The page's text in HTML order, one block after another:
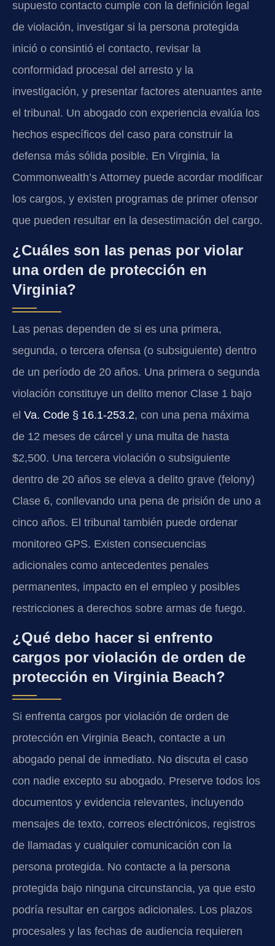
supuesto contacto cumple con la definición legal
de violación, investigar si la persona protegida
inició o consintió el contacto, revisar la
conformidad procesal del arresto y la
investigación, y presentar factores atenuantes ante
el tribunal. Un abogado con experiencia evalúa los
hechos específicos del caso para construir la
defensa más sólida posible. En Virginia, la
Commonwealth’s Attorney puede acordar modificar
los cargos, y existen programas de primer ofensor
que pueden resultar en la desestimación del cargo.
¿Cuáles son las penas por violar
una orden de protección en
Virginia?
Las penas dependen de si es una primera,
segunda, o tercera ofensa (o subsiguiente) dentro
de un período de 20 años. Una primera o segunda
violación constituye un delito menor Clase 1 bajo
el Va. Code § 16.1-253.2, con una pena máxima
de 12 meses de cárcel y una multa de hasta
$2,500. Una tercera violación o subsiguiente
dentro de 20 años se eleva a delito grave (felony)
Clase 6, conllevando una pena de prisión de uno a
cinco años. El tribunal también puede ordenar
monitoreo GPS. Existen consecuencias
adicionales como antecedentes penales
permanentes, impacto en el empleo y posibles
restricciones a derechos sobre armas de fuego.
¿Qué debo hacer si enfrento
cargos por violación de orden de
protección en Virginia Beach?
Si enfrenta cargos por violación de orden de
protección en Virginia Beach, contacte a un
abogado penal de inmediato. No discuta el caso
con nadie excepto su abogado. Preserve todos los
documentos y evidencia relevantes, incluyendo
mensajes de texto, correos electrónicos, registros
de llamadas y cualquier comunicación con la
persona protegida. No contacte a la persona
protegida bajo ninguna circunstancia, ya que esto
podría resultar en cargos adicionales. Los plazos
procesales y las fechas de audiencia requieren